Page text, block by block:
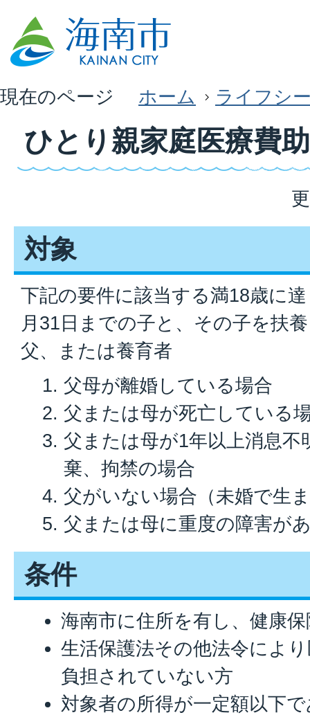
現在のページ ホーム ライフシ
ひとり親家庭医療費
対象
下記の要件に該当する満18歳に
月31日までの子と、その子を扶
父、または養育者
父母が離婚している場合
父または母が死亡している
父または母が1年以上消息不
棄、拘禁の場合
父がいない場合（未婚で生
父または母に重度の障害が
条件
海南市に住所を有し、健康
生活保護法その他法令によ
負担されていない方
対象者の所得が一定額以下